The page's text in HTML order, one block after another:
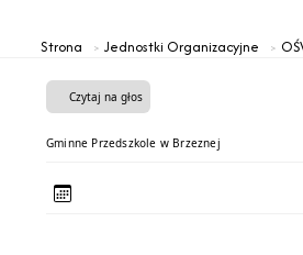
Strona Jednostki Organizacyjne
Czytaj na głos
Gminne Przedszkole w Brzeznej